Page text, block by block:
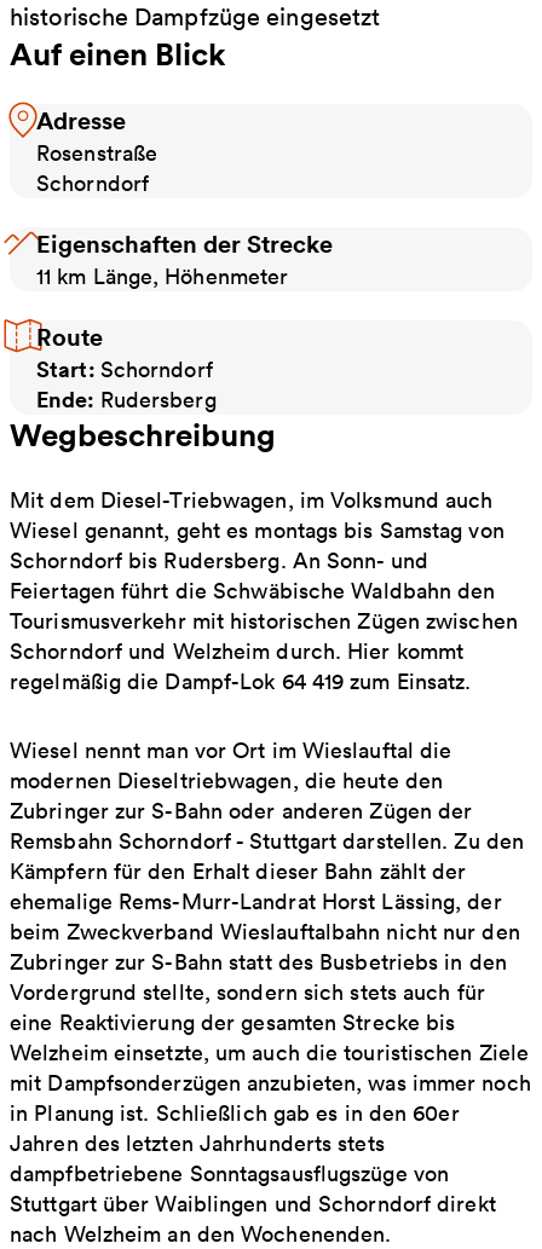
historische Dampfzüge eingesetzt
Auf einen Blick
Adresse
Rosenstraße
Schorndorf
Eigenschaften der Strecke
11 km Länge, Höhenmeter
Route
Start: Schorndorf
Ende: Rudersberg
Wegbeschreibung
Mit dem Diesel-Triebwagen, im Volksmund auch
Wiesel genannt, geht es montags bis Samstag von
Schorndorf bis Rudersberg. An Sonn- und
Feiertagen führt die Schwäbische Waldbahn den
Tourismusverkehr mit historischen Zügen zwischen
Schorndorf und Welzheim durch. Hier kommt
regelmäßig die Dampf-Lok 64 419 zum Einsatz.
Wiesel nennt man vor Ort im Wieslauftal die
modernen Dieseltriebwagen, die heute den
Zubringer zur S-Bahn oder anderen Zügen der
Remsbahn Schorndorf - Stuttgart darstellen. Zu den
Kämpfern für den Erhalt dieser Bahn zählt der
ehemalige Rems-Murr-Landrat Horst Lässing, der
beim Zweckverband Wieslauftalbahn nicht nur den
Zubringer zur S-Bahn statt des Busbetriebs in den
Vordergrund stellte, sondern sich stets auch für
eine Reaktivierung der gesamten Strecke bis
Welzheim einsetzte, um auch die touristischen Ziele
mit Dampfsonderzügen anzubieten, was immer noch
in Planung ist. Schließlich gab es in den 60er
Jahren des letzten Jahrhunderts stets
dampfbetriebene Sonntagsausflugszüge von
Stuttgart über Waiblingen und Schorndorf direkt
nach Welzheim an den Wochenenden.